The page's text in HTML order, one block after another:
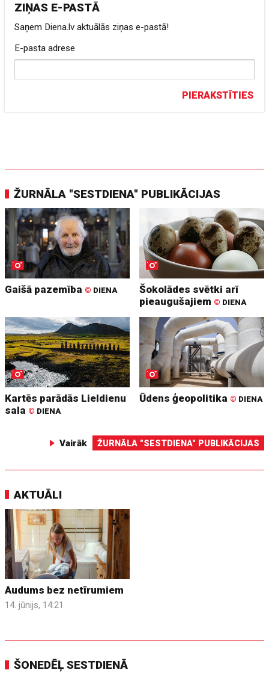
ZIŅAS E-PASTĀ
Saņem Diena.lv aktuālās ziņas e-pastā!
E-pasta adrese
PIERAKSTĪTIES
ŽURNĀLA "SESTDIENA" PUBLIKĀCIJAS
Gaišā pazemība © DIENA
Šokolādes svētki arī
pieaugušajiem © DIENA
Kartēs parādās Lieldienu
sala © DIENA
Ūdens ģeopolitika © DIENA
Vairāk ŽURNĀLA "SESTDIENA" PUBLIKĀCIJAS
AKTUĀLI
Audums bez netīrumiem
14. jūnijs, 14:21
ŠONEDĒĻ SESTDIENĀ